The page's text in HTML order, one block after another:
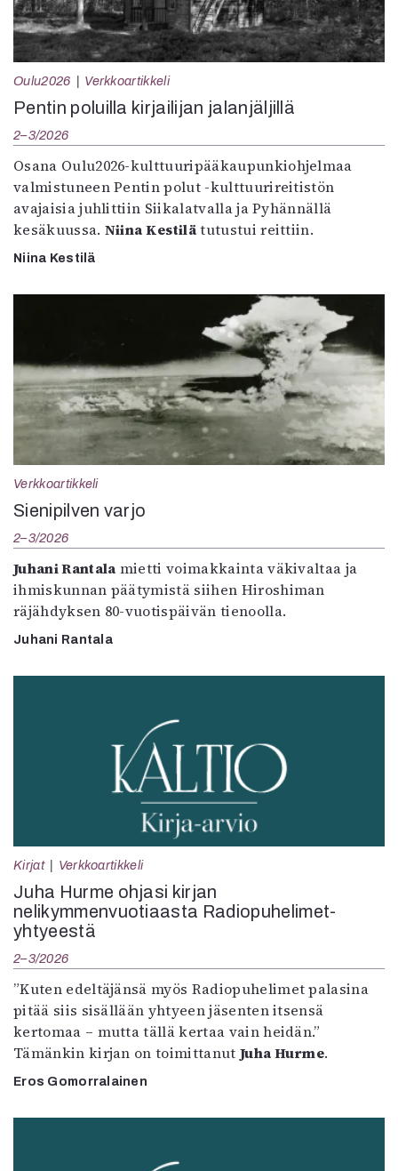
Oulu2026 Verkkoartikkeli
Pentin poluilla kirjailijan jalanjäljillä
2–3/2026
Osana Oulu2026-kulttuuripääkaupunkiohjelmaa
valmistuneen Pentin polut -kulttuurireitistön
avajaisia juhlittiin Siikalatvalla ja Pyhännällä
kesäkuussa. Niina Kestilätutustui reittiin.
Niina Kestilä
Verkkoartikkeli
Sienipilven varjo
2–3/2026
Juhani Rantala mietti voimakkainta väkivaltaa ja
ihmiskunnan päätymistä siihen Hiroshiman
räjähdyksen 80-vuotispäivän tienoolla.
Juhani Rantala
Kirjat Verkkoartikkeli
Juha Hurme ohjasi kirjan
nelikymmenvuotiaasta Radiopuhelimet-
yhtyeestä
2–3/2026
”Kuten edeltäjänsä myös Radiopuhelimet palasina
pitää siis sisällään yhtyeen jäsenten itsensä
kertomaa – mutta tällä kertaa vain heidän.”
Tämänkin kirjan on toimittanut Juha Hurme.
Eros Gomorralainen